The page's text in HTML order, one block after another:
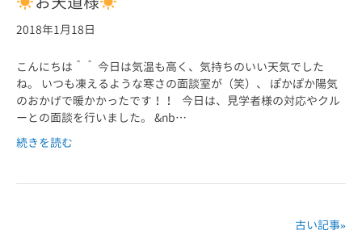
2018年1月18日
こんにちは＾＾ 今日は気温も高く、気持ちのいい天気でした
ね。 いつも凍えるような寒さの面談室が（笑）、 ぽかぽか陽気
のおかげで暖かかったです！！ 今日は、見学者様の対応やクル
ーとの面談を行いました。 &nb…
続きを読む
古い記事»